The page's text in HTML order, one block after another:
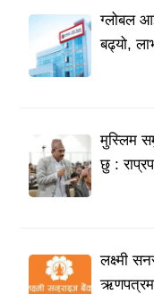
ग्लोबल
बढ्यो,
मुस्लिम
छु :
लक्ष्मी